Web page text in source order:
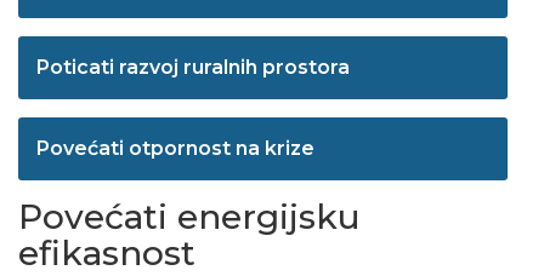
Poticati razvoj ruralnih prostora
Povećati otpornost na krize
Povećati energijsku
efikasnost